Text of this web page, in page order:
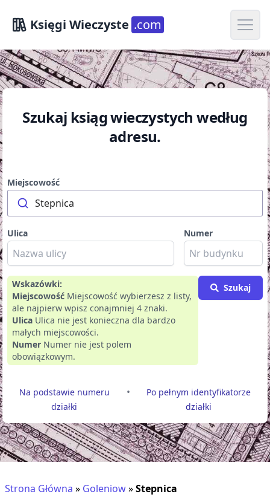
Księgi Wieczyste .com Open
Szukaj ksiąg wieczystych według
adresu.
Miejscowość
Stepnica
Ulica Numer
Wskazówki:
Miejscowość Miejscowość wybierzesz z listy,
ale najpierw wpisz conajmniej 4 znaki.
Ulica Ulica nie jest konieczna dla bardzo
małych miejscowości.
Numer Numer nie jest polem
obowiązkowym.
Szukaj
Na podstawie numeru
działki
•
Po pełnym identyfikatorze
działki
Strona Główna » Goleniow»Stepnica